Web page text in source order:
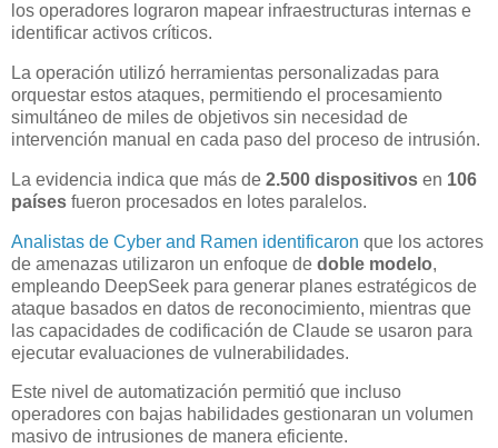
los operadores lograron mapear infraestructuras internas e
identificar activos críticos.
La operación utilizó herramientas personalizadas para
orquestar estos ataques, permitiendo el procesamiento
simultáneo de miles de objetivos sin necesidad de
intervención manual en cada paso del proceso de intrusión.
La evidencia indica que más de 2.500 dispositivos en 106
países fueron procesados en lotes paralelos.
Analistas de Cyber and Ramen identificaron que los actores
de amenazas utilizaron un enfoque de doble modelo,
empleando DeepSeek para generar planes estratégicos de
ataque basados en datos de reconocimiento, mientras que
las capacidades de codificación de Claude se usaron para
ejecutar evaluaciones de vulnerabilidades.
Este nivel de automatización permitió que incluso
operadores con bajas habilidades gestionaran un volumen
masivo de intrusiones de manera eficiente.